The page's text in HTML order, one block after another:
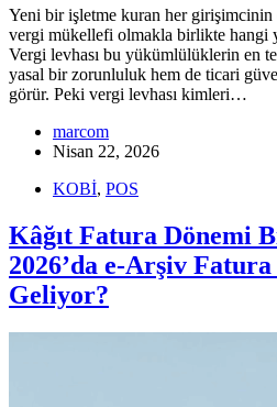
Yeni bir işletme kuran her
vergi mükellefi olmakla birlikte hangi
Vergi levhası bu yükümlülüklerin en
yasal bir zorunluluk hem de ticari
görür. Peki vergi levhası kimleri…
marcom
Nisan 22, 2026
KOBİ, POS
Kâğıt Fatura Dönemi
2026’da e-Arşiv
Geliyor?